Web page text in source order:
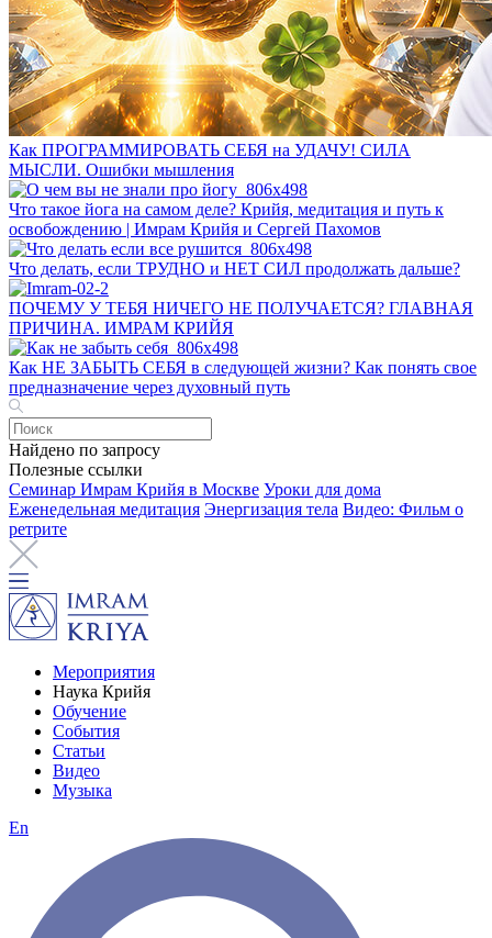
Как ПРОГРАММИРОВАТЬ СЕБЯ на УДАЧУ! СИЛА
МЫСЛИ. Ошибки мышления
Что такое йога на самом деле? Крийя, медитация и путь к
освобождению | Имрам Крийя и Сергей Пахомов
Что делать, если ТРУДНО и НЕТ СИЛ продолжать дальше?
ПОЧЕМУ У ТЕБЯ НИЧЕГО НЕ ПОЛУЧАЕТСЯ? ГЛАВНАЯ
ПРИЧИНА. ИМРАМ КРИЙЯ
Как НЕ ЗАБЫТЬ СЕБЯ в следующей жизни? Как понять свое
предназначение через духовный путь
Найдено по запросу
Полезные ссылки
Семинар Имрам Крийя в Москве Уроки для дома
Еженедельная медитация Энергизация тела Видео: Фильм о
ретрите
Мероприятия
Наука Крийя
Обучение
События
Статьи
Видео
Музыка
En